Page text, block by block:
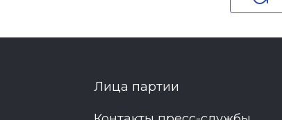
Лица партии